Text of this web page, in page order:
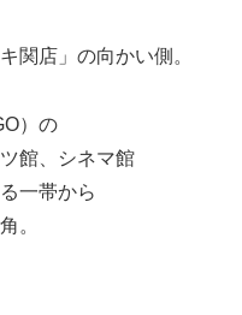
関店」の向かい側。
）の
館、シネマ館
一帯から
。